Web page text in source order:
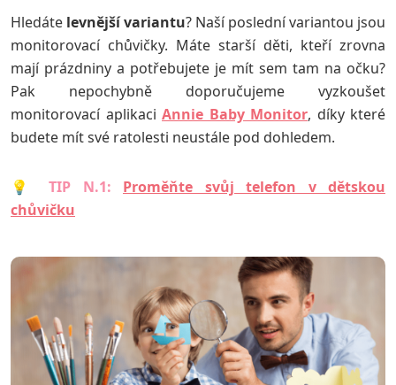
Hledáte levnějšívariantu? Naší poslední variantou jsou
monitorovací chůvičky. Máte starší děti, kteří zrovna
mají prázdniny a potřebujete je mít sem tam na očku?
Pak nepochybně doporučujeme vyzkoušet
monitorovací aplikaci Annie Baby Monitor, díky které
budete mít své ratolesti neustále pod dohledem.
💡 TIP N.1:
Proměňte svůj telefon v dětskou
chůvičku